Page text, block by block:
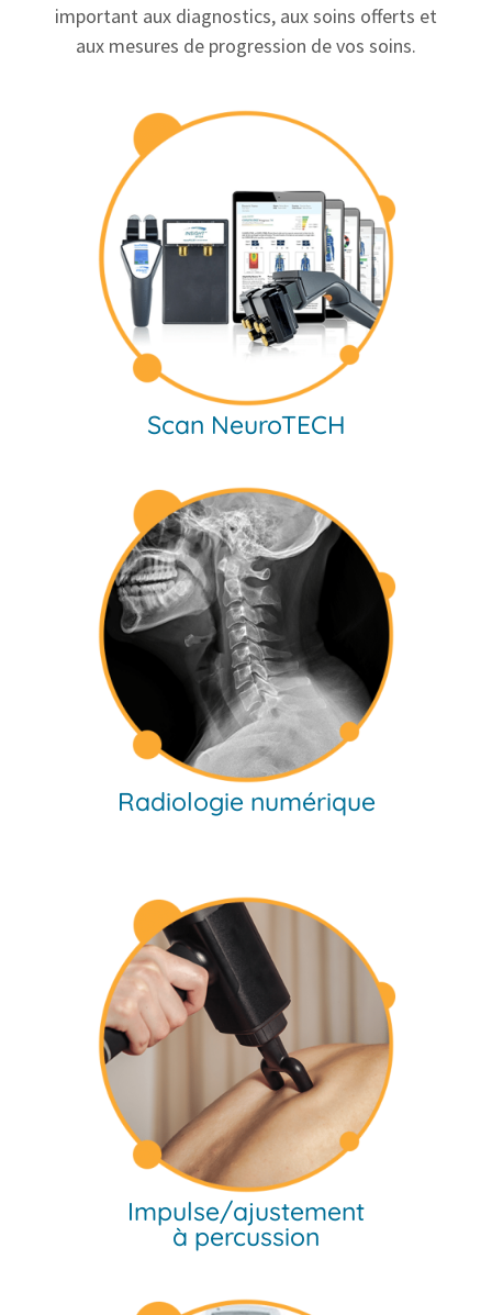
important aux diagnostics, aux soins offerts et
aux mesures de progression de vos soins.
Scan NeuroTECH
Radiologie numérique
Impulse/ajustement
à percussion